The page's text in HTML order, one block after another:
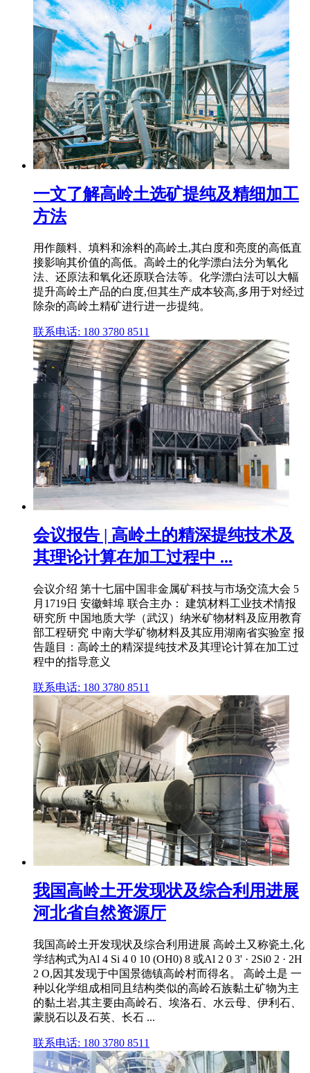
一文了解高岭土选矿提纯及精细加工
方法
用作颜料、填料和涂料的高岭土,其白度和亮度的高低直
接影响其价值的高低。高岭土的化学漂白法分为氧化
法、还原法和氧化还原联合法等。化学漂白法可以大幅
提升高岭土产品的白度,但其生产成本较高,多用于对经过
除杂的高岭土精矿进行进一步提纯。
联系电话: 180 3780 8511
会议报告 | 高岭土的精深提纯技术及
其理论计算在加工过程中 ...
会议介绍 第十七届中国非金属矿科技与市场交流大会 5
月1719日 安徽蚌埠 联合主办： 建筑材料工业技术情报
研究所 中国地质大学（武汉）纳米矿物材料及应用教育
部工程研究 中南大学矿物材料及其应用湖南省实验室 报
告题目：高岭土的精深提纯技术及其理论计算在加工过
程中的指导意义
联系电话: 180 3780 8511
我国高岭土开发现状及综合利用进展
河北省自然资源厅
我国高岭土开发现状及综合利用进展 高岭土又称瓷土,化
学结构式为Al 4 Si 4 0 10 (OH0) 8 或Al 2 0 3' · 2Si0 2 · 2H
2 O,因其发现于中国景德镇高岭村而得名。 高岭土是 一
种以化学组成相同且结构类似的高岭石族黏土矿物为主
的黏土岩,其主要由高岭石、埃洛石、水云母、伊利石、
蒙脱石以及石英、长石 ...
联系电话: 180 3780 8511